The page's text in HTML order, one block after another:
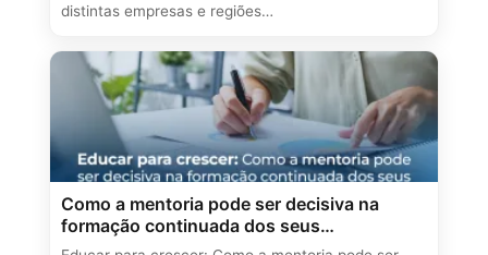
distintas empresas e regiões…
Como a mentoria pode ser decisiva na
formação continuada dos seus
colaboradores e no resultado dos seus